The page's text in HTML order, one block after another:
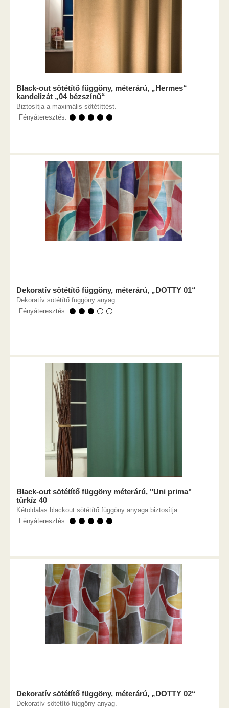
Black-out sötétítő függöny, méterárú, „Hermes“
kandelizát „04 bézszínű“
Biztosítja a maximális sötétíttést.
Fényáteresztés: ⚫ ⚫ ⚫ ⚫ ⚫
Dekoratív sötétítő függöny, méterárú, „DOTTY 01“
Dekoratív sötétítő függöny anyag.
Fényáteresztés: ⚫ ⚫ ⚫ ⚪ ⚪
Black-out sötétítő függöny méterárú, "Uni prima"
türkíz 40
Kétoldalas blackout sötétítő függöny anyaga biztosítja ...
Fényáteresztés: ⚫ ⚫ ⚫ ⚫ ⚫
Dekoratív sötétítő függöny, méterárú, „DOTTY 02“
Dekoratív sötétítő függöny anyag.